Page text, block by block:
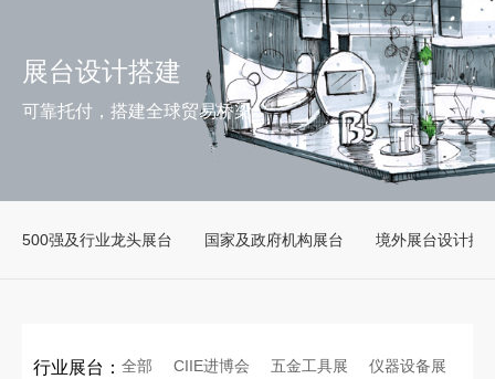
展台设计搭建
可靠托付，搭建全球贸易桥梁
500强及行业龙头展台 国家及政府机构展台 境外展台设计搭
行业展台： 全部 CIIE进博会 五金工具展 仪器设备展